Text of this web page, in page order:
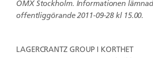
OMX Stockholm. Informationen
offentliggörande 2011-09-28 kl 15.00.
LAGERCRANTZ GROUP I KORTHET